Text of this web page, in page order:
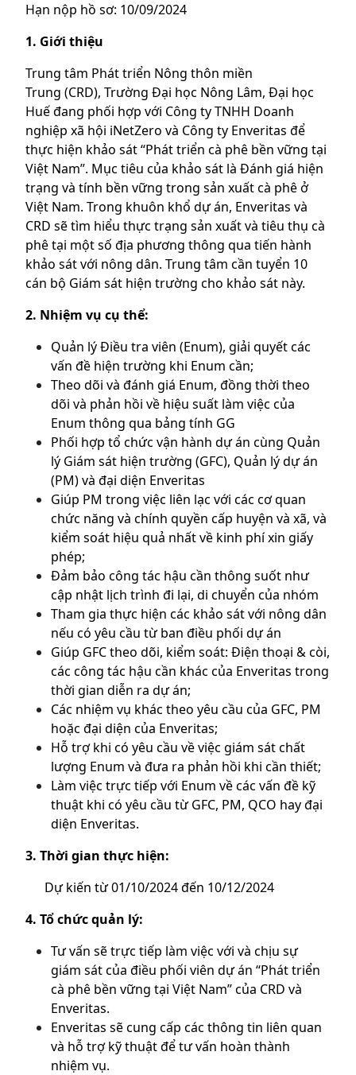
Hạn nộp hồ sơ: 10/09/2024
1. Giới thiệu
Trung tâm Phát triển Nông thôn miền
Trung (CRD), Trường Đại học Nông Lâm, Đại học
Huế đang phối hợp với Công ty TNHH Doanh
nghiệp xã hội iNetZero và Công ty Enveritas để
thực hiện khảo sát “Phát triển cà phê bền vững tại
Việt Nam”. Mục tiêu của khảo sát là Đánh giá hiện
trạng và tính bền vững trong sản xuất cà phê ở
Việt Nam. Trong khuôn khổ dự án, Enveritas và
CRD sẽ tìm hiểu thực trạng sản xuất và tiêu thụ cà
phê tại một số địa phương thông qua tiến hành
khảo sát với nông dân. Trung tâm cần tuyển 10
cán bộ Giám sát hiện trường cho khảo sát này.
2. Nhiệm vụ cụ thể:
Quản lý Điều tra viên (Enum), giải quyết các
vấn đề hiện trường khi Enum cần;
Theo dõi và đánh giá Enum, đồng thời theo
dõi và phản hồi về hiệu suất làm việc của
Enum thông qua bảng tính GG
Phối hợp tổ chức vận hành dự án cùng Quản
lý Giám sát hiện trường (GFC), Quản lý dự án
(PM) và đại diện Enveritas
Giúp PM trong việc liên lạc với các cơ quan
chức năng và chính quyền cấp huyện và xã, và
kiểm soát hiệu quả nhất về kinh phí xin giấy
phép;
Đảm bảo công tác hậu cần thông suốt như
cập nhật lịch trình đi lại, di chuyển của nhóm
Tham gia thực hiện các khảo sát với nông dân
nếu có yêu cầu từ ban điều phối dự án
Giúp GFC theo dõi, kiểm soát: Điện thoại & còi,
các công tác hậu cần khác của Enveritas trong
thời gian diễn ra dự án;
Các nhiệm vụ khác theo yêu cầu của GFC, PM
hoặc đại diện của Enveritas;
Hỗ trợ khi có yêu cầu về việc giám sát chất
lượng Enum và đưa ra phản hồi khi cần thiết;
Làm việc trực tiếp với Enum về các vấn đề kỹ
thuật khi có yêu cầu từ GFC, PM, QCO hay đại
diện Enveritas.
3. Thời gian thực hiện:
Dự kiến từ 01/10/2024 đến 10/12/2024
4. Tổ chức quản lý:
Tư vấn sẽ trực tiếp làm việc với và chịu sự
giám sát của điều phối viên dự án “Phát triển
cà phê bền vững tại Việt Nam” của CRD và
Enveritas.
Enveritas sẽ cung cấp các thông tin liên quan
và hỗ trợ kỹ thuật để tư vấn hoàn thành
nhiệm vụ.